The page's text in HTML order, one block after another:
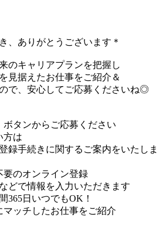
、ありがとうございます＊
のキャリアプランを把握し
見据えたお仕事をご紹介＆
で、安心してご応募くださいね◎
タンからご応募ください
方は
録手続きに関するご案内をいたしま
要のオンライン登録
で情報を入力いただきます
日いつでもOK！
ッチしたお仕事をご紹介